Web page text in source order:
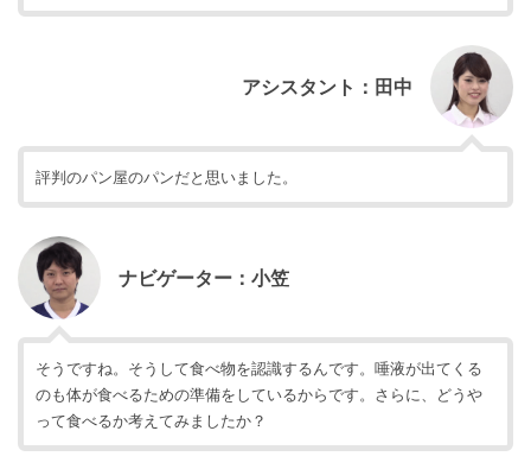
アシスタント：田中
評判のパン屋のパンだと思いました。
ナビゲーター：小笠
そうですね。そうして食べ物を認識するんです。唾液が出てくる
のも体が食べるための準備をしているからです。さらに、どうや
って食べるか考えてみましたか？